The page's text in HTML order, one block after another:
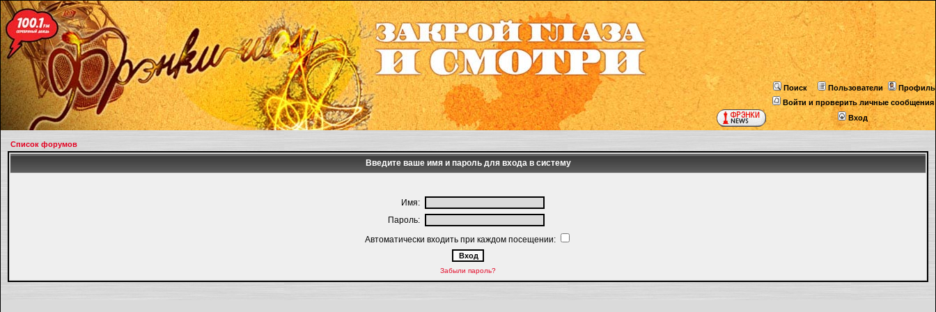
Поиск Пользователи
Профиль
Войти и проверить личные сообщения
Вход
Список форумов
Введите ваше имя и пароль для входа в систему
Имя:
Пароль:
Автоматически входить при каждом посещении:
Забыли пароль?